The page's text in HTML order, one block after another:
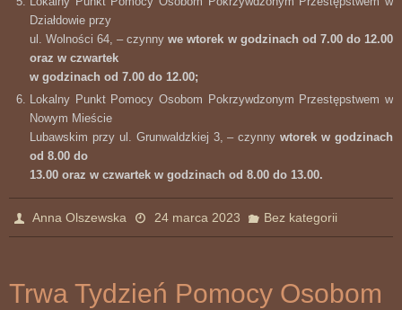
Działdowie przy
ul. Wolności 64, – czynnywe wtorek w godzinach od 7.00 do 12.00
oraz w czwartek
w godzinach od 7.00 do 12.00;
Lokalny Punkt Pomocy Osobom Pokrzywdzonym Przestępstwem w
Nowym Mieście
Lubawskim przy ul. Grunwaldzkiej 3, – czynnywtorek w godzinach
od 8.00 do
13.00 oraz w czwartek w godzinach od 8.00 do 13.00.
Anna Olszewska 24 marca 2023 Bez kategorii
Trwa Tydzień Pomocy Osobom